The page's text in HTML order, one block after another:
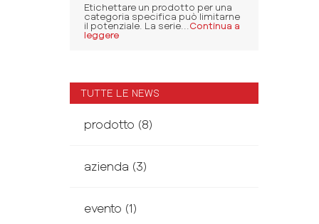
Etichettare un prodotto per una
categoria specifica può limitarne
il potenziale. La serie... Continua a
leggere
TUTTE LE NEWS
prodotto (8)
azienda (3)
evento (1)